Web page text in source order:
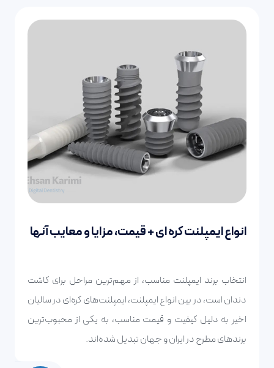
انواع ایمپلنت کره ای + قیمت، مزایا و معایب آنها
انتخاب برند ایمپلنت مناسب، از مهم‌ترین مراحل برای کاشت
دندان است، در بین انواع ایمپلنت، ایمپلنت‌های کره‌ای در سالیان
اخیر به دلیل کیفیت و قیمت مناسب، به یکی از محبوب‌ترین
برندهای مطرح در ایران و جهان تبدیل شده‌اند.